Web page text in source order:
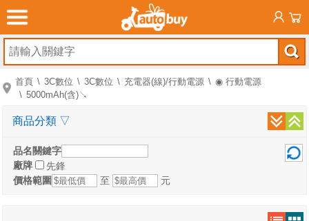
首頁 3C數位 3C數位 充電器(線)/行動電源
◉ 行動電源
5000mAh(含)↘
品名關鍵字
廠牌
先鋒
價格範圍
至 元
商品分類 ▽